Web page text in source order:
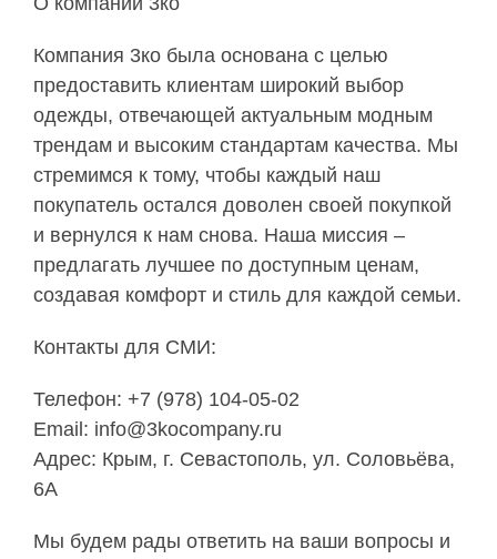
Компания 3ко была основана с целью
предоставить клиентам широкий выбор
одежды, отвечающей актуальным модным
трендам и высоким стандартам качества. Мы
стремимся к тому, чтобы каждый наш
покупатель остался доволен своей покупкой
и вернулся к нам снова. Наша миссия –
предлагать лучшее по доступным ценам,
создавая комфорт и стиль для каждой семьи.
Контакты для СМИ:
Телефон: +7 (978) 104-05-02
Email: info@3kocompany.ru
Адрес: Крым, г. Севастополь, ул. Соловьёва,
6А
Мы будем рады ответить на ваши вопросы и